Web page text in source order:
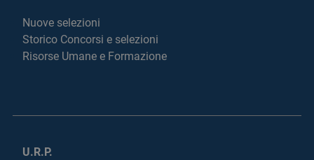
Nuove selezioni
Storico Concorsi e selezioni
Risorse Umane e Formazione
U.R.P.